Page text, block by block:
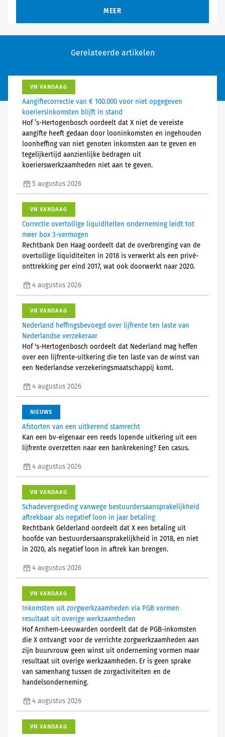
MEER
Gerelateerde artikelen
VN VANDAAG
Aangiftecorrectie van € 100.000 voor niet opgegeven
koeriersinkomsten blijft in stand
Hof ’s-Hertogenbosch oordeelt dat X niet de vereiste
aangifte heeft gedaan door looninkomsten en ingehouden
loonheffing van niet genoten inkomsten aan te geven en
tegelijkertijd aanzienlijke bedragen uit
koerierswerkzaamheden niet aan te geven.
5 augustus 2026
VN VANDAAG
Correctie overtollige liquiditeiten onderneming leidt tot
meer box 3-vermogen
Rechtbank Den Haag oordeelt dat de overbrenging van de
overtollige liquiditeiten in 2018 is verwerkt als een privé-
onttrekking per eind 2017, wat ook doorwerkt naar 2020.
4 augustus 2026
VN VANDAAG
Nederland heffingsbevoegd over lijfrente ten laste van
Nederlandse verzekeraar
Hof 's-Hertogenbosch oordeelt dat Nederland mag heffen
over een lijfrente-uitkering die ten laste van de winst van
een Nederlandse verzekeringsmaatschappij komt.
4 augustus 2026
NIEUWS
Afstorten van een uitkerend stamrecht
Kan een bv-eigenaar een reeds lopende uitkering uit een
lijfrente overzetten naar een bankrekening? Een casus.
4 augustus 2026
VN VANDAAG
Schadevergoeding vanwege bestuurdersaansprakelijkheid
aftrekbaar als negatief loon in jaar betaling
Rechtbank Gelderland oordeelt dat X een betaling uit
hoofde van bestuurdersaansprakelijkheid in 2018, en niet
in 2020, als negatief loon in aftrek kan brengen.
4 augustus 2026
VN VANDAAG
Inkomsten uit zorgwerkzaamheden via PGB vormen
resultaat uit overige werkzaamheden
Hof Arnhem-Leeuwarden oordeelt dat de PGB-inkomsten
die X ontvangt voor de verrichte zorgwerkzaamheden aan
zijn buurvrouw geen winst uit onderneming vormen maar
resultaat uit overige werkzaamheden. Er is geen sprake
van samenhang tussen de zorgactiviteiten en de
handelsonderneming.
4 augustus 2026
VN VANDAAG